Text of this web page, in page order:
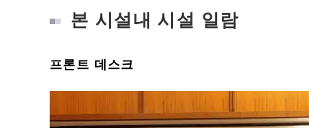
본 시설내 시설 일람
프론트 데스크